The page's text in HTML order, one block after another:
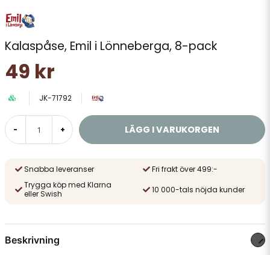
Kalaspåse, Emil i Lönneberga, 8-pack
49 kr
JK-71792
- + LÄGG I VARUKORGEN
Snabba leveranser
Fri frakt över 499:-
Trygga köp med Klarna
eller Swish
10 000-tals nöjda kunder
Beskrivning